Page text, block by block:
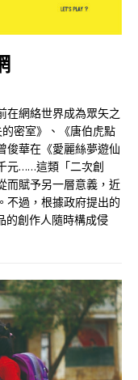
在網絡世界成為眾矢之
密室》、《唐伯虎點
俊華在《愛麗絲夢遊仙
元……這類「二次創
而賦予另一層意義，近
不過，根據政府提出的
的創作人隨時構成侵